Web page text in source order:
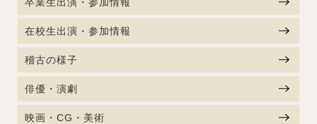
在校生出演・参加情報
稽古の様子
俳優・演劇
映画・CG・美術